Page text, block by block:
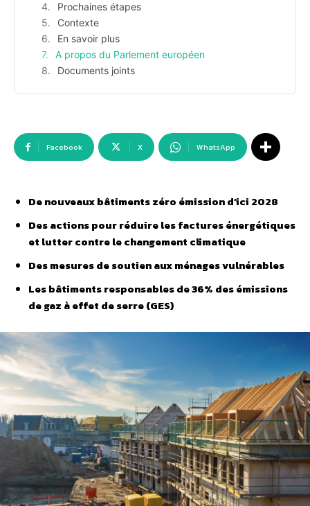
Prochaines étapes
Contexte
En savoir plus
A propos du Parlement européen
Documents joints
Facebook X WhatsApp
De nouveaux bâtiments zéro émission d’ici 2028
Des actions pour réduire les factures énergétiques
et lutter contre le changement climatique
Des mesures de soutien aux ménages vulnérables
Les bâtiments responsables de 36% des émissions
de gaz à effet de serre (GES)